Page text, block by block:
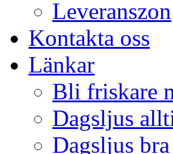
Leveranszon
Kontakta oss
Länkar
Bli friskare
Dagsljus
Dagsljus